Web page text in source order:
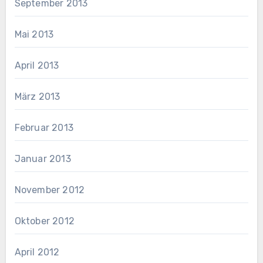
September 2013
Mai 2013
April 2013
März 2013
Februar 2013
Januar 2013
November 2012
Oktober 2012
April 2012